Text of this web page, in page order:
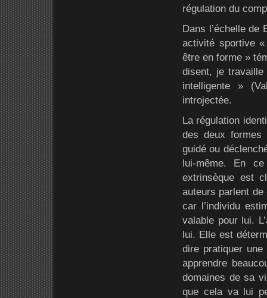
régulation du
Dans l’échelle de
activité sportive
être en forme »
disent, je travaille
intelligente »
introjectée.
La régulation
des deux formes
guidé ou
lui-même. En
extrinsèque est
auteurs parlent
car l’individu
valable pour lui.
lui. Elle est
dire pratiquer
apprendre
domaines de sa
que cela va lui